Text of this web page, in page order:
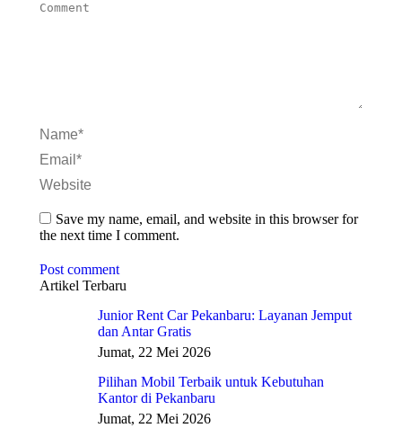
Comment
Name *
Email *
Website
Save my name, email, and website in this browser for
the next time I comment.
Post comment
Artikel Terbaru
Junior Rent Car Pekanbaru: Layanan Jemput
dan Antar Gratis
Jumat, 22 Mei 2026
Pilihan Mobil Terbaik untuk Kebutuhan
Kantor di Pekanbaru
Jumat, 22 Mei 2026